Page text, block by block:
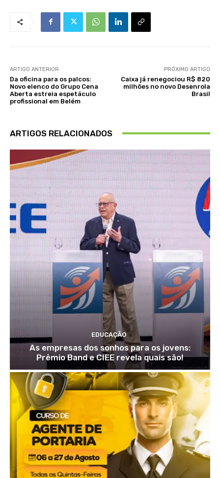
ARTIGO ANTERIOR
Da oficina para os palcos:
Novo elenco do Grupo Cena
Aberta estreia espetáculo
profissional em Belém
PRÓXIMO ARTIGO
Caixa já renegociou R$ 820
milhões no novo Desenrola
Brasil
ARTIGOS RELACIONADOS
EDUCAÇÃO
As empresas dos sonhos para os jovens:
Prêmio Band e CIEE revela quais são!